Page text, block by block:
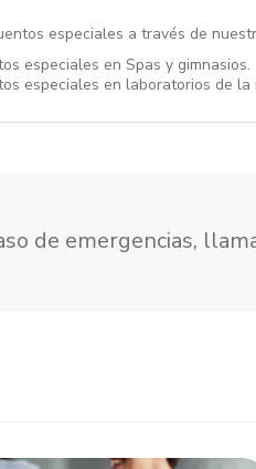
especiales a través de
especiales en Spas y gimnasios.
especiales en laboratorios de
de emergencias,